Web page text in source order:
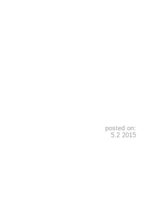
posted on:
5.2 2015